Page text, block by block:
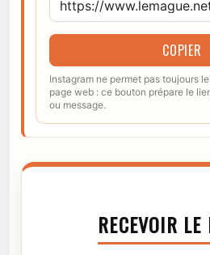
COPIER
Instagram ne permet pas toujours
page web : ce bouton prépare le
ou message.
RECEVOIR LE